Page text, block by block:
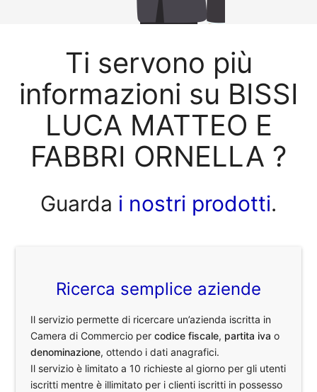
Ti servono più
informazioni su BISSI
LUCA MATTEO E
FABBRI ORNELLA ?
Guarda i nostri prodotti.
Ricerca semplice aziende
Il servizio permette di ricercare un’azienda iscritta in
Camera di Commercio percodice fiscale, partita iva o
denominazione, ottendo i dati anagrafici.
Il servizio è limitato a 10 richieste al giorno per gli utenti
iscritti mentre è illimitato per i clienti iscritti in possesso